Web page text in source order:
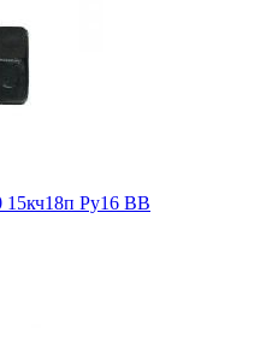
15кч18п Ру16 ВВ